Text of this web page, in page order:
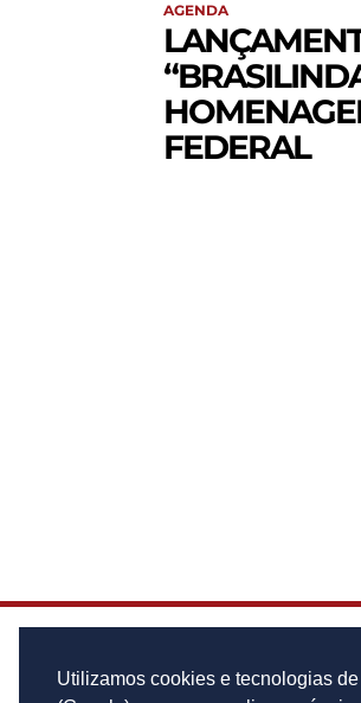
Utilizamos cookies e tecnologias
AGENDA
FEDERAL